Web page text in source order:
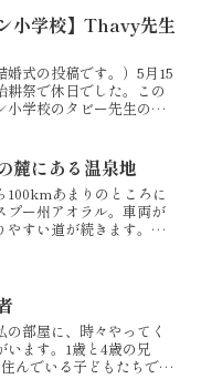
ナナの皮はそうするもの
上からむきむき...
小学校】Thavy先生
婚式の投稿です。）5月15
耕祭で休日でした。この
小学校のタビー先生の結
大きな点幕を張って行
と数え...
麓にある温泉地
100kmあまりのところに
プー州アオラル。車両が
やすい道が続きます。た
に道...
の部屋に、時々やってく
います。1歳と4歳の兄
んでいる子どもたちで